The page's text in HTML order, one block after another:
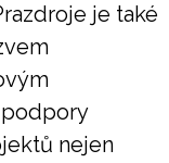
je také
nejen